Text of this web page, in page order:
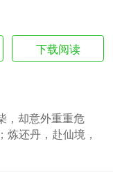
下载阅读
，却意外重重危
还丹，赴仙境，